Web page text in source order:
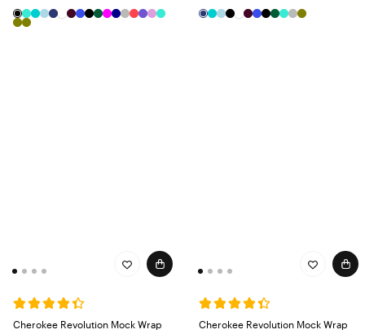
Cherokee Revolution Mock Wrap
Cherokee Revolution Mock Wrap